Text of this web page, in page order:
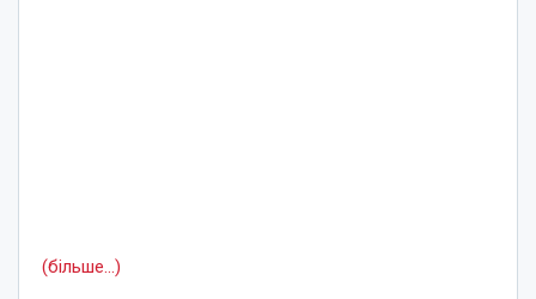
(більше…)